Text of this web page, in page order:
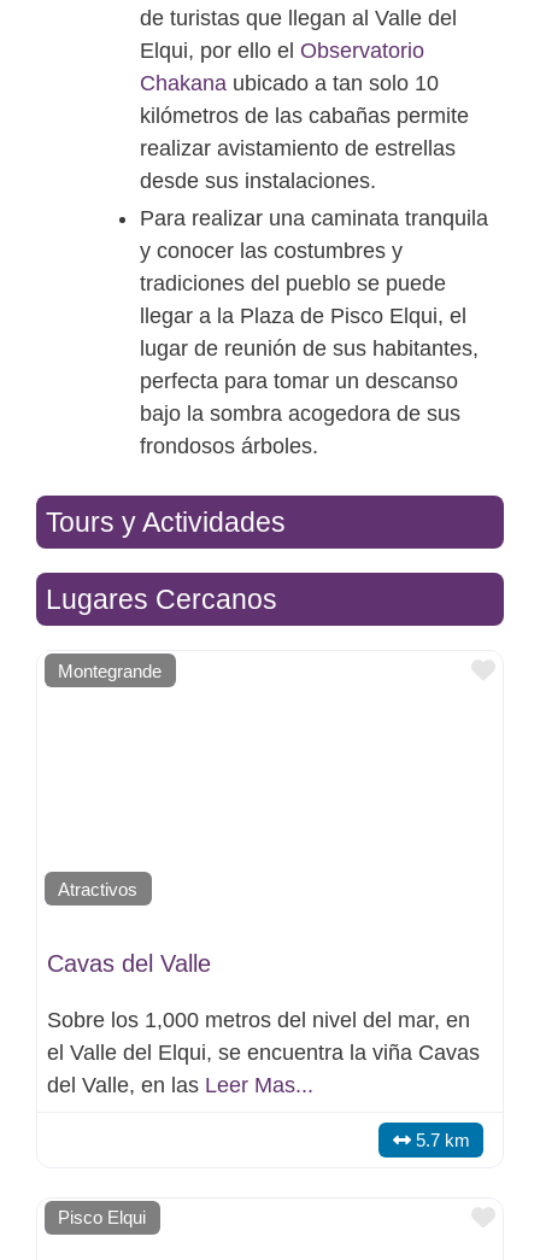
de turistas que llegan al Valle del
Elqui, por ello el Observatorio
Chakana ubicado a tan solo 10
kilómetros de las cabañas permite
realizar avistamiento de estrellas
desde sus instalaciones.
Para realizar una caminata tranquila
y conocer las costumbres y
tradiciones del pueblo se puede
llegar a la Plaza de Pisco Elqui, el
lugar de reunión de sus habitantes,
perfecta para tomar un descanso
bajo la sombra acogedora de sus
frondosos árboles.
Tours y Actividades
Lugares Cercanos
Montegrande
Atractivos
Cavas del Valle
Sobre los 1,000 metros del nivel del mar, en
el Valle del Elqui, se encuentra la viña Cavas
del Valle, en las Leer Mas...
5.7 km
Pisco Elqui